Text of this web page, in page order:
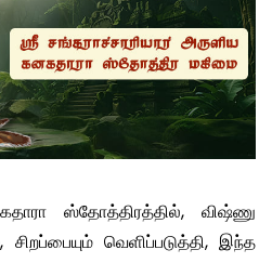
ஸ்தோத்திரத்தில், விஷ்ணு
வெளிப்படுத்தி, இந்த